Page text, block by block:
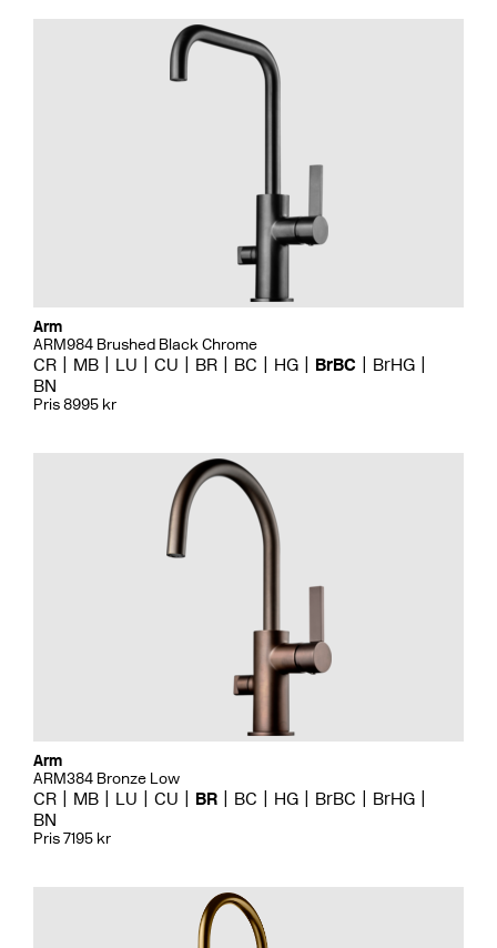
Arm
ARM984 Brushed Black Chrome
CR MB LU CU BR BC HG BrBC
BrHG
BN
Pris 8995 kr
Arm
ARM384 Bronze Low
CR MB LU CU BR BC HG BrBC
BrHG
BN
Pris 7195 kr